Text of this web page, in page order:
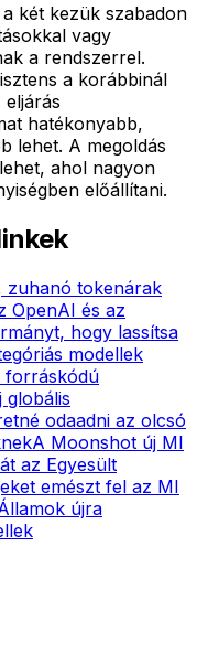
két kezük szabadon
vagy
a rendszerrel.
a korábbinál
hatékonyabb,
lehet. A megoldás
ahol nagyon
előállítani.
zuhanó tokenárak
OpenAI és az
hogy lassítsa
modellek
forráskódú
globális
odaadni az olcsó
A Moonshot új MI
az Egyesült
emészt fel az MI
újra